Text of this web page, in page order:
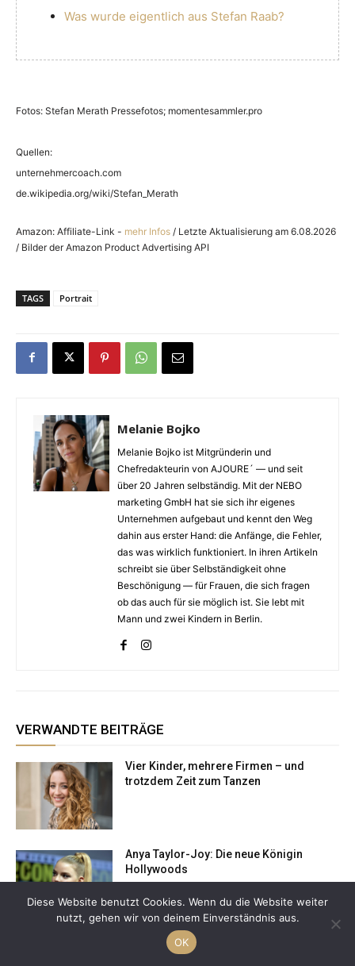
Was wurde eigentlich aus Stefan Raab?
Fotos: Stefan Merath Pressefotos; momentesammler.pro
Quellen:
unternehmercoach.com
de.wikipedia.org/wiki/Stefan_Merath
Amazon: Affiliate-Link - mehr Infos / Letzte Aktualisierung am 6.08.2026
/ Bilder der Amazon Product Advertising API
TAGS Portrait
Melanie Bojko
Melanie Bojko ist Mitgründerin und
Chefredakteurin von AJOURE´ — und seit
über 20 Jahren selbständig. Mit der NEBO
marketing GmbH hat sie sich ihr eigenes
Unternehmen aufgebaut und kennt den Weg
dahin aus erster Hand: die Anfänge, die Fehler,
das was wirklich funktioniert. In ihren Artikeln
schreibt sie über Selbständigkeit ohne
Beschönigung — für Frauen, die sich fragen
ob das auch für sie möglich ist. Sie lebt mit
Mann und zwei Kindern in Berlin.
VERWANDTE BEITRÄGE
Vier Kinder, mehrere Firmen – und
trotzdem Zeit zum Tanzen
Anya Taylor-Joy: Die neue Königin
Hollywoods
Medialabel: „Tiefere Verbindung erhöht
Glaubwürdigkeit der vermittelten
Diese Website benutzt Cookies. Wenn du die Website weiter
nutzt, gehen wir von deinem Einverständnis aus.
OK